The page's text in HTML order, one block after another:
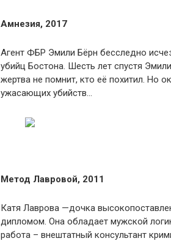
Амнезия, 2017
Агент ФБР Эмили Бёрн бесследно
убийц Бостона. Шесть лет спустя
жертва не помнит, кто её похитил. Но
ужасающих убийств…
Метод Лавровой, 2011
Катя Лаврова —дочка
дипломом. Она обладает мужской
работа – внештатный консультант